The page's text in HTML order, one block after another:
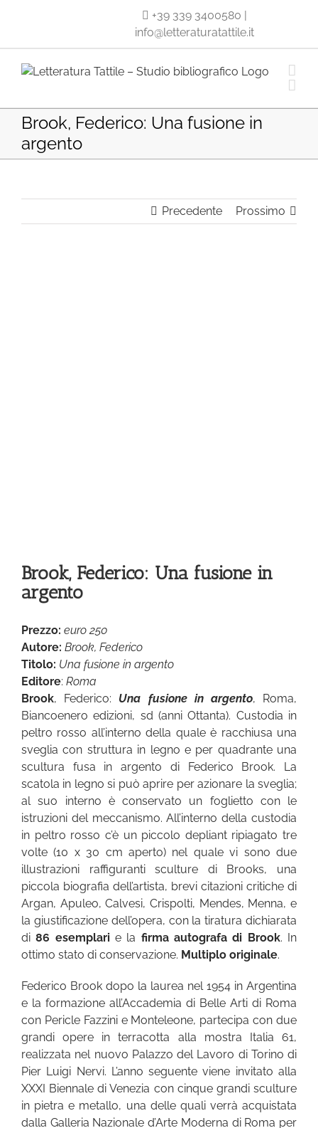
+39 339 3400580 |
info@letteraturatattile.it
Brook, Federico: Una fusione in
argento
Precedente Prossimo
Brook, Federico: Una fusione in
argento
Prezzo: euro 250
Autore: Brook, Federico
Titolo: Una fusione in argento
Editore: Roma
Brook, Federico: Una fusione in argento, Roma,
Biancoenero edizioni, sd (anni Ottanta). Custodia in
peltro rosso all’interno della quale è racchiusa una
sveglia con struttura in legno e per quadrante una
scultura fusa in argento di Federico Brook. La
scatola in legno si può aprire per azionare la sveglia;
al suo interno è conservato un foglietto con le
istruzioni del meccanismo. All’interno della custodia
in peltro rosso c’è un piccolo depliant ripiagato tre
volte (10 x 30 cm aperto) nel quale vi sono due
illustrazioni raffiguranti sculture di Brooks, una
piccola biografia dell’artista, brevi citazioni critiche di
Argan, Apuleo, Calvesi, Crispolti, Mendes, Menna, e
la giustificazione dell’opera, con la tiratura dichiarata
di86 esemplarie la firma autografa di Brook. In
ottimo stato di conservazione. Multiplo originale.
Federico Brook dopo la laurea nel 1954 in Argentina
e la formazione all’Accademia di Belle Arti di Roma
con Pericle Fazzini e Monteleone, partecipa con due
grandi opere in terracotta alla mostra Italia 61,
realizzata nel nuovo Palazzo del Lavoro di Torino di
Pier Luigi Nervi. L’anno seguente viene invitato alla
XXXI Biennale di Venezia con cinque grandi sculture
in pietra e metallo, una delle quali verrà acquistata
dalla Galleria Nazionale d’Arte Moderna di Roma per